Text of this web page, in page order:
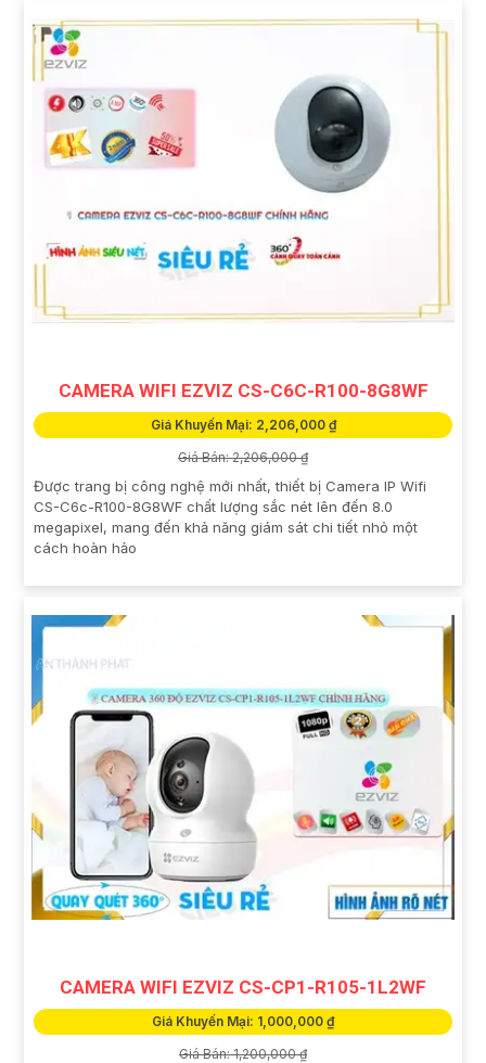
CAMERA WIFI EZVIZ CS-C6C-R100-8G8WF
Giá Khuyến Mại: 2,206,000 ₫
Giá Bán: 2,206,000 ₫
Được trang bị công nghệ mới nhất, thiết bị Camera IP Wifi
CS-C6c-R100-8G8WF chất lượng sắc nét lên đến 8.0
megapixel, mang đến khả năng giám sát chi tiết nhỏ một
cách hoàn hảo
CAMERA WIFI EZVIZ CS-CP1-R105-1L2WF
Giá Khuyến Mại: 1,000,000 ₫
Giá Bán: 1,200,000 ₫